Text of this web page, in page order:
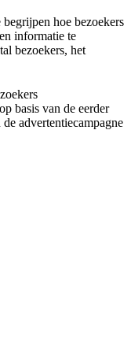
hoe bezoekers
informatie te
bezoekers, het
basis van de eerder
advertentiecampagne